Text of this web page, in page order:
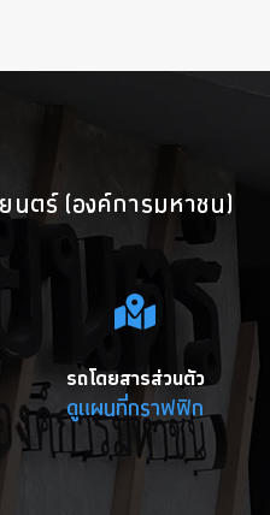
นตร์ (องค์การมหาชน)
รถโดยสารส่วนตัว
ดูแผนที่กราฟฟิก